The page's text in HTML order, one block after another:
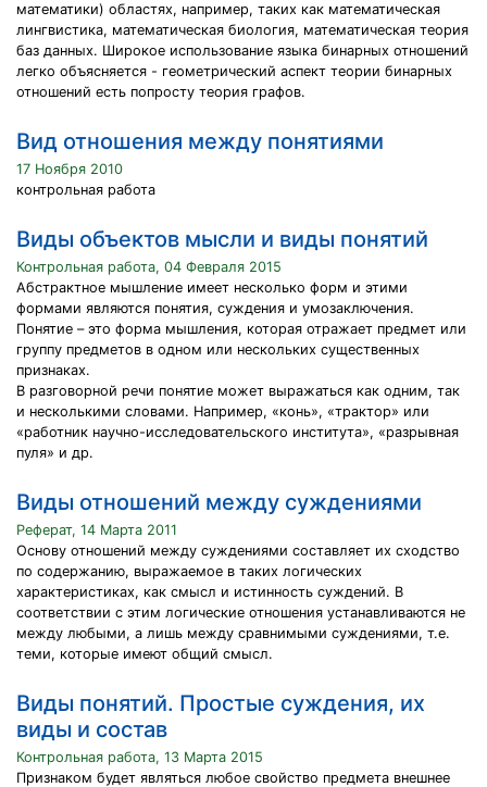
математики) областях, например, таких как математическая
лингвистика, математическая биология, математическая теория
баз данных. Широкое использование языка бинарных отношений
легко объясняется - геометрический аспект теории бинарных
отношений есть попросту теория графов.
Вид отношения между понятиями
17 Ноября 2010
контрольная работа
Виды объектов мысли и виды понятий
Контрольная работа, 04 Февраля 2015
Абстрактное мышление имеет несколько форм и этими
формами являются понятия, суждения и умозаключения.
Понятие – это форма мышления, которая отражает предмет или
группу предметов в одном или нескольких существенных
признаках.
В разговорной речи понятие может выражаться как одним, так
и несколькими словами. Например, «конь», «трактор» или
«работник научно-исследовательского института», «разрывная
пуля» и др.
Виды отношений между суждениями
Реферат, 14 Марта 2011
Основу отношений между суждениями составляет их сходство
по содержанию, выражаемое в таких логических
характеристиках, как смысл и истинность суждений. В
соответствии с этим логические отношения устанавливаются не
между любыми, а лишь между сравнимыми суждениями, т.е.
теми, которые имеют общий смысл.
Виды понятий. Простые суждения, их
виды и состав
Контрольная работа, 13 Марта 2015
Признаком будет являться любое свойство предмета внешнее